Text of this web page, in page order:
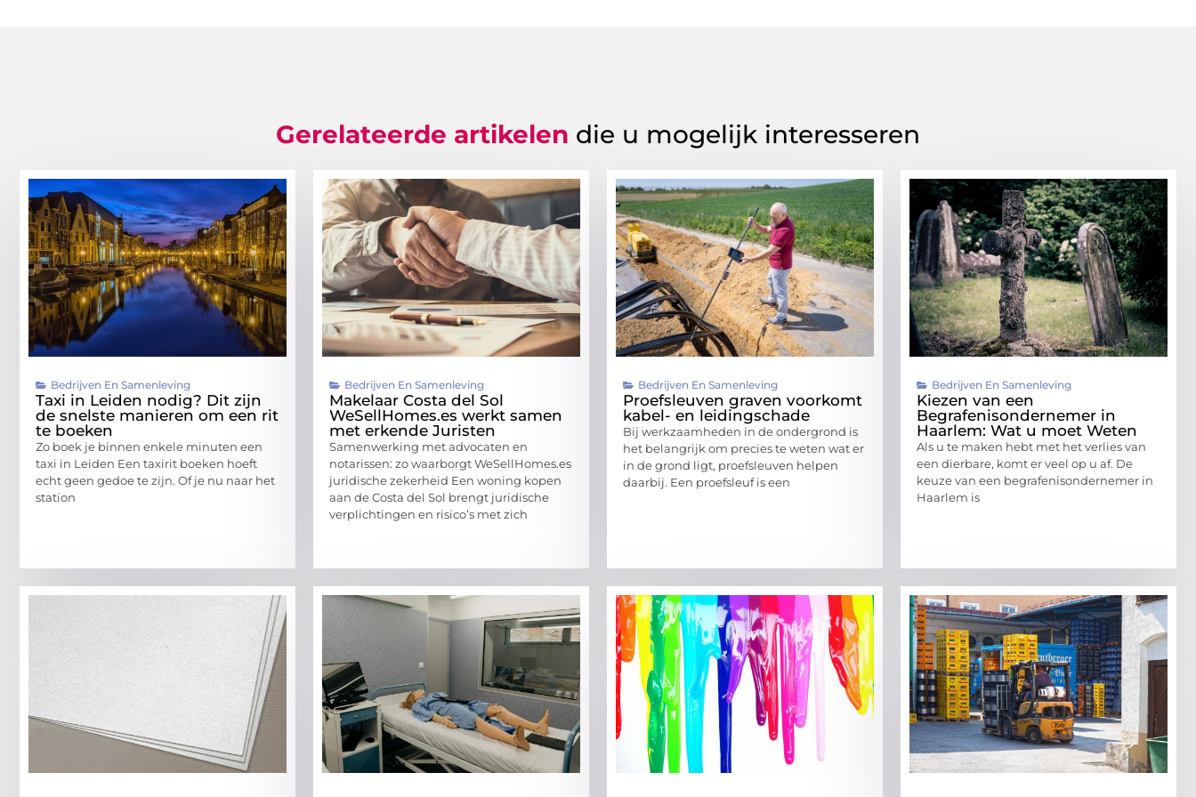
Gerelateerde artikelen die u mogelijk interesseren
Bedrijven En Samenleving
Taxi in Leiden nodig? Dit zijn
de snelste manieren om een rit
te boeken
Zo boek je binnen enkele minuten een
taxi in Leiden Een taxirit boeken hoeft
echt geen gedoe te zijn. Of je nu naar het
station
Bedrijven En Samenleving
Makelaar Costa del Sol
WeSellHomes.es werkt samen
met erkende Juristen
Samenwerking met advocaten en
notarissen: zo waarborgt WeSellHomes.es
juridische zekerheid Een woning kopen
aan de Costa del Sol brengt juridische
verplichtingen en risico’s met zich
Bedrijven En Samenleving
Proefsleuven graven voorkomt
kabel- en leidingschade
Bij werkzaamheden in de ondergrond is
het belangrijk om precies te weten wat er
in de grond ligt, proefsleuven helpen
daarbij. Een proefsleuf is een
Bedrijven En Samenleving
Kiezen van een
Begrafenisondernemer in
Haarlem: Wat u moet Weten
Als u te maken hebt met het verlies van
een dierbare, komt er veel op u af. De
keuze van een begrafenisondernemer in
Haarlem is